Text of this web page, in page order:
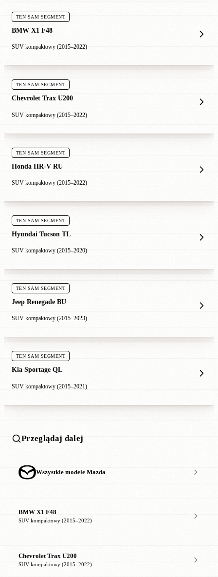
TEN SAM SEGMENT
BMW X1 F48
SUV kompaktowy (2015–2022)
TEN SAM SEGMENT
Chevrolet Trax U200
SUV kompaktowy (2015–2022)
TEN SAM SEGMENT
Honda HR-V RU
SUV kompaktowy (2015–2022)
TEN SAM SEGMENT
Hyundai Tucson TL
SUV kompaktowy (2015–2020)
TEN SAM SEGMENT
Jeep Renegade BU
SUV kompaktowy (2015–2023)
TEN SAM SEGMENT
Kia Sportage QL
SUV kompaktowy (2015–2021)
Przeglądaj dalej
Wszystkie modele Mazda
BMW X1 F48
SUV kompaktowy (2015–2022)
Chevrolet Trax U200
SUV kompaktowy (2015–2022)